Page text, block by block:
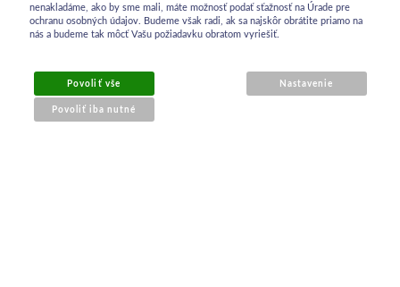
nenakladáme, ako by sme mali, máte možnosť podať sťažnosť na Úrade pre
ochranu osobných údajov. Budeme však radi, ak sa najskôr obrátite priamo na
nás a budeme tak môcť Vašu požiadavku obratom vyriešiť.
Povoliť vše
Povoliť iba nutné
Nastavenie